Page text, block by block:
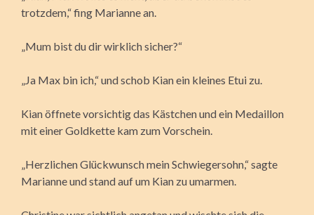
trotzdem,“ fing Marianne an.
„Mum bist du dir wirklich sicher?“
„Ja Max bin ich,“ und schob Kian ein kleines Etui zu.
Kian öffnete vorsichtig das Kästchen und ein Medaillon
mit einer Goldkette kam zum Vorschein.
„Herzlichen Glückwunsch mein Schwiegersohn,“ sagte
Marianne und stand auf um Kian zu umarmen.